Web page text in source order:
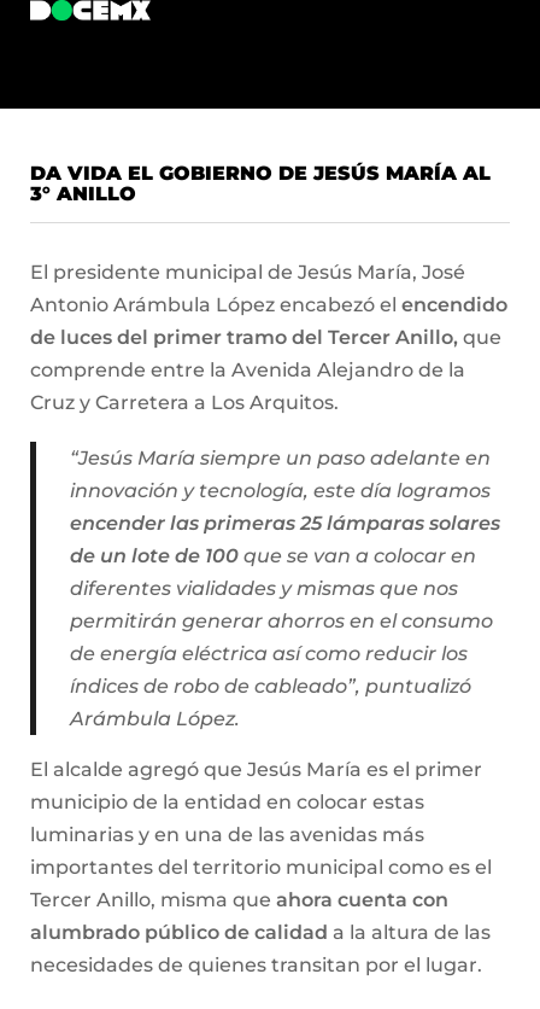
DA VIDA EL GOBIERNO DE JESÚS MARÍA AL
3° ANILLO
El presidente municipal de Jesús María, José
Antonio Arámbula López encabezó el encendido
de luces del primer tramo del Tercer Anillo, que
comprende entre la Avenida Alejandro de la
Cruz y Carretera a Los Arquitos.
“Jesús María siempre un paso adelante en
innovación y tecnología, este día logramos
encender las primeras 25 lámparas solares
de un lote de 100 que se van a colocar en
diferentes vialidades y mismas que nos
permitirán generar ahorros en el consumo
de energía eléctrica así como reducir los
índices de robo de cableado”, puntualizó
Arámbula López.
El alcalde agregó que Jesús María es el primer
municipio de la entidad en colocar estas
luminarias y en una de las avenidas más
importantes del territorio municipal como es el
Tercer Anillo, misma que ahora cuenta con
alumbrado público de calidad a la altura de las
necesidades de quienes transitan por el lugar.